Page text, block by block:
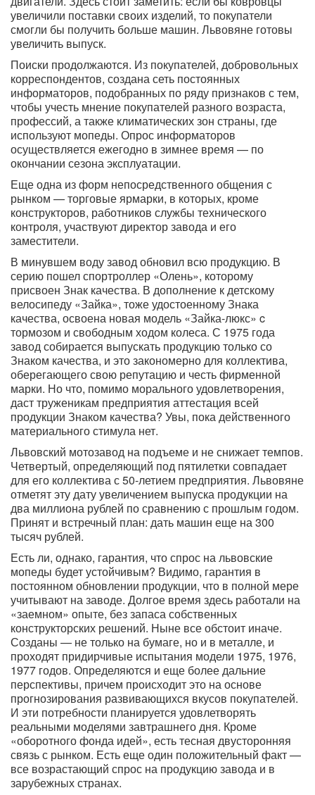
увеличили поставки своих изделий, то покупатели
смогли бы получить больше машин. Львовяне готовы
увеличить выпуск.
Поиски продолжаются. Из покупателей, добровольных
корреспондентов, создана сеть постоянных
информаторов, подобранных по ряду признаков с тем,
чтобы учесть мнение покупателей разного возраста,
профессий, а также климатических зон страны, где
используют мопеды. Опрос информаторов
осуществляется ежегодно в зимнее время — по
окончании сезона эксплуатации.
Еще одна из форм непосредственного общения с
рынком — торговые ярмарки, в которых, кроме
конструкторов, работников службы технического
контроля, участвуют директор завода и его
заместители.
В минувшем воду завод обновил всю продукцию. В
серию пошел спортроллер «Олень», которому
присвоен Знак качества. В дополнение к детскому
велосипеду «Зайка», тоже удостоенному Знака
качества, освоена новая модель «Зайка-люкс» c
тормозом и свободным ходом колеса. С 1975 года
завод собирается выпускать продукцию только со
Знаком качества, и это закономерно для коллектива,
оберегающего свою репутацию и честь фирменной
марки. Но что, помимо морального удовлетворения,
даст труженикам предприятия аттестация всей
продукции Знаком качества? Увы, пока действенного
материального стимула нет.
Львовский мотозавод на подъеме и не снижает темпов.
Четвертый, определяющий под пятилетки совпадает
для его коллектива с 50-летием предприятия. Львовяне
отметят эту дату увеличением выпуска продукции на
два миллиона рублей по сравнению с прошлым годом.
Принят и встречный план: дать машин еще на 300
тысяч рублей.
Есть ли, однако, гарантия, что спрос на львовские
мопеды будет устойчивым? Видимо, гарантия в
постоянном обновлении продукции, что в полной мере
учитывают на заводе. Долгое время здесь работали на
«заемном» опыте, без запаса собственных
конструкторских решений. Ныне все обстоит иначе.
Созданы — не только на бумаге, но и в металле, и
проходят придирчивые испытания модели 1975, 1976,
1977 годов. Определяются и еще более дальние
перспективы, причем происходит это на основе
прогнозирования развивающихся вкусов покупателей.
И эти потребности планируется удовлетворять
реальными моделями завтрашнего дня. Кроме
«оборотного фонда идей», есть тесная двусторонняя
связь с рынком. Есть еще один положительный факт —
все возрастающий спрос на продукцию завода и в
зарубежных странах.